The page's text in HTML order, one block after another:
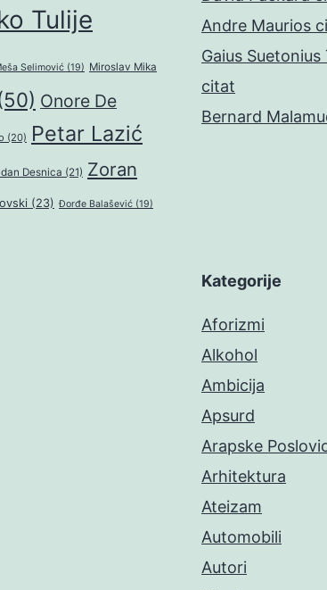
Tulije
Selimović (19) Miroslav Mika
Onore De
(20) Petar Lazić
Desnica (21) Zoran
(23) Đorđe Balašević (19)
Andre Maurios
Gaius
citat
Bernard
Kategorije
Aforizmi
Alkohol
Ambicija
Apsurd
Arapske
Arhitektura
Ateizam
Automobili
Autori